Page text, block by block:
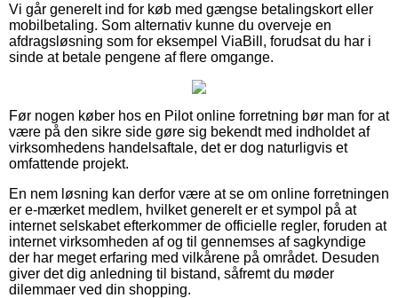
Vi går generelt ind for køb med gængse betalingskort eller
mobilbetaling. Som alternativ kunne du overveje en
afdragsløsning som for eksempel ViaBill, forudsat du har i
sinde at betale pengene af flere omgange.
Før nogen køber hos en Pilot online forretning bør man for at
være på den sikre side gøre sig bekendt med indholdet af
virksomhedens handelsaftale, det er dog naturligvis et
omfattende projekt.
En nem løsning kan derfor være at se om online forretningen
er e-mærket medlem, hvilket generelt er et sympol på at
internet selskabet efterkommer de officielle regler, foruden at
internet virksomheden af og til gennemses af sagkyndige
der har meget erfaring med vilkårene på området. Desuden
giver det dig anledning til bistand, såfremt du møder
dilemmaer ved din shopping.